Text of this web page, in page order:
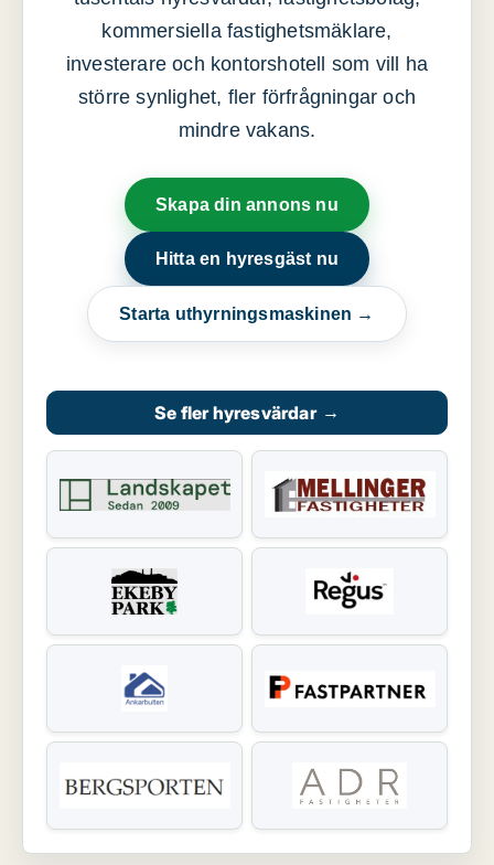
kommersiella fastighetsmäklare,
investerare och kontorshotell som vill ha
större synlighet, fler förfrågningar och
mindre vakans.
Skapa din annons nu
Hitta en hyresgäst nu
Starta uthyrningsmaskinen →
Se fler hyresvärdar →